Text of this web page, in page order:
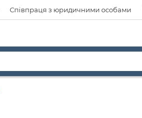
Співпраця з юридичними особами